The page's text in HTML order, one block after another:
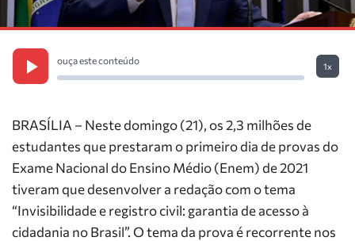
ouça este conteúdo
1x
BRASÍLIA – Neste domingo (21), os 2,3 milhões de
estudantes que prestaram o primeiro dia de provas do
Exame Nacional do Ensino Médio (Enem) de 2021
tiveram que desenvolver a redação com o tema
“Invisibilidade e registro civil: garantia de acesso à
cidadania no Brasil”. O tema da prova é recorrente nos